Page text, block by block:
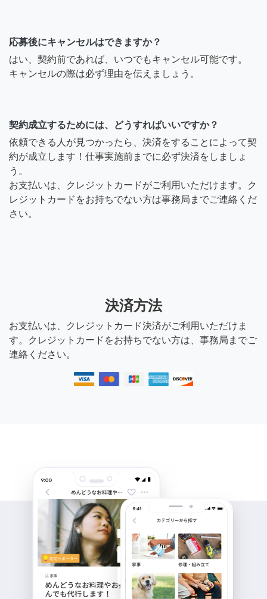
応募後にキャンセルはできますか？
はい、契約前であれば、いつでもキャンセル可能です。
キャンセルの際は必ず理由を伝えましょう。
契約成立するためには、どうすればいいですか？
依頼できる人が見つかったら、決済をすることによって契
約が成立します！仕事実施前までに必ず決済をしましょ
う。
お支払いは、クレジットカードがご利用いただけます。ク
レジットカードをお持ちでない方は事務局までご連絡くだ
さい。
決済方法
お支払いは、クレジットカード決済がご利用いただけま
す。クレジットカードをお持ちでない方は、事務局までご
連絡ください。